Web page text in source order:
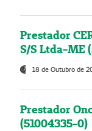
Prestador
S/S Ltda-ME
18 de Outubro de
Prestador
(51004335-0)